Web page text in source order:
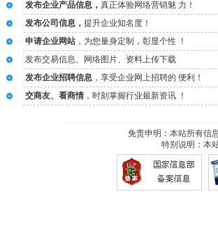
发布企业产品信息， 真正体验网络营销魅 力！
发布公司信息， 提升企业知名度！
申请企业网站 ，为您量身定制，彰显个性 ！
发布交易信息、网络图片、资料上传下载
发布企业招聘信息 ，享受企业网上招聘的 便利！
交商友、看商情 ，时刻掌握行业最新资讯 ！
免责申明：本站所有信
特别说明：本